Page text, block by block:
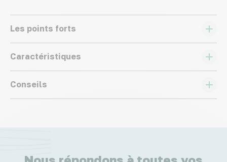
Les points forts
Caractéristiques
Conseils